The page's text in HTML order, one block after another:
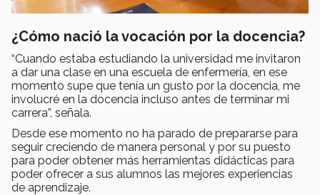
¿Cómo nació la vocación por la docencia?
“Cuando estaba estudiando la universidad me invitaron
a dar una clase en una escuela de enfermería, en ese
momento supe que tenía un gusto por la docencia, me
involucré en la docencia incluso antes de terminar mi
carrera”, señala.
Desde ese momento no ha parado de prepararse para
seguir creciendo de manera personal y por su puesto
para poder obtener más herramientas didácticas para
poder ofrecer a sus alumnos las mejores experiencias
de aprendizaje.